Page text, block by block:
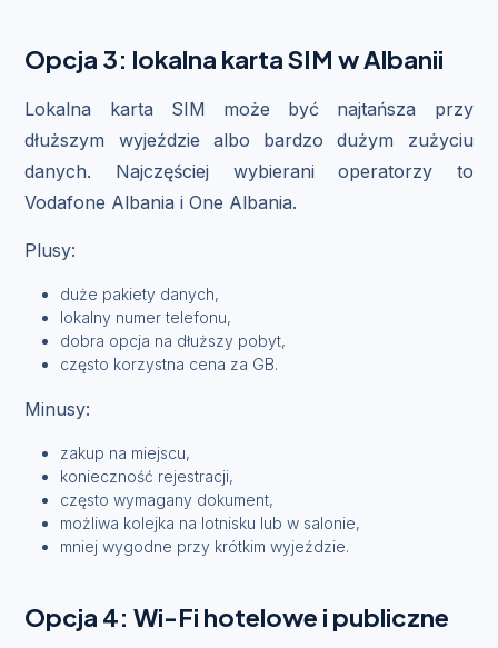
Opcja 3: lokalna karta SIM w Albanii
Lokalna karta SIM może być najtańsza przy
dłuższym wyjeździe albo bardzo dużym zużyciu
danych. Najczęściej wybierani operatorzy to
Vodafone Albania i One Albania.
Plusy:
duże pakiety danych,
lokalny numer telefonu,
dobra opcja na dłuższy pobyt,
często korzystna cena za GB.
Minusy:
zakup na miejscu,
konieczność rejestracji,
często wymagany dokument,
możliwa kolejka na lotnisku lub w salonie,
mniej wygodne przy krótkim wyjeździe.
Opcja 4: Wi-Fi hotelowe i publiczne